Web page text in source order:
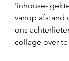
'inhouse-
vanop afstand
ons
collage over